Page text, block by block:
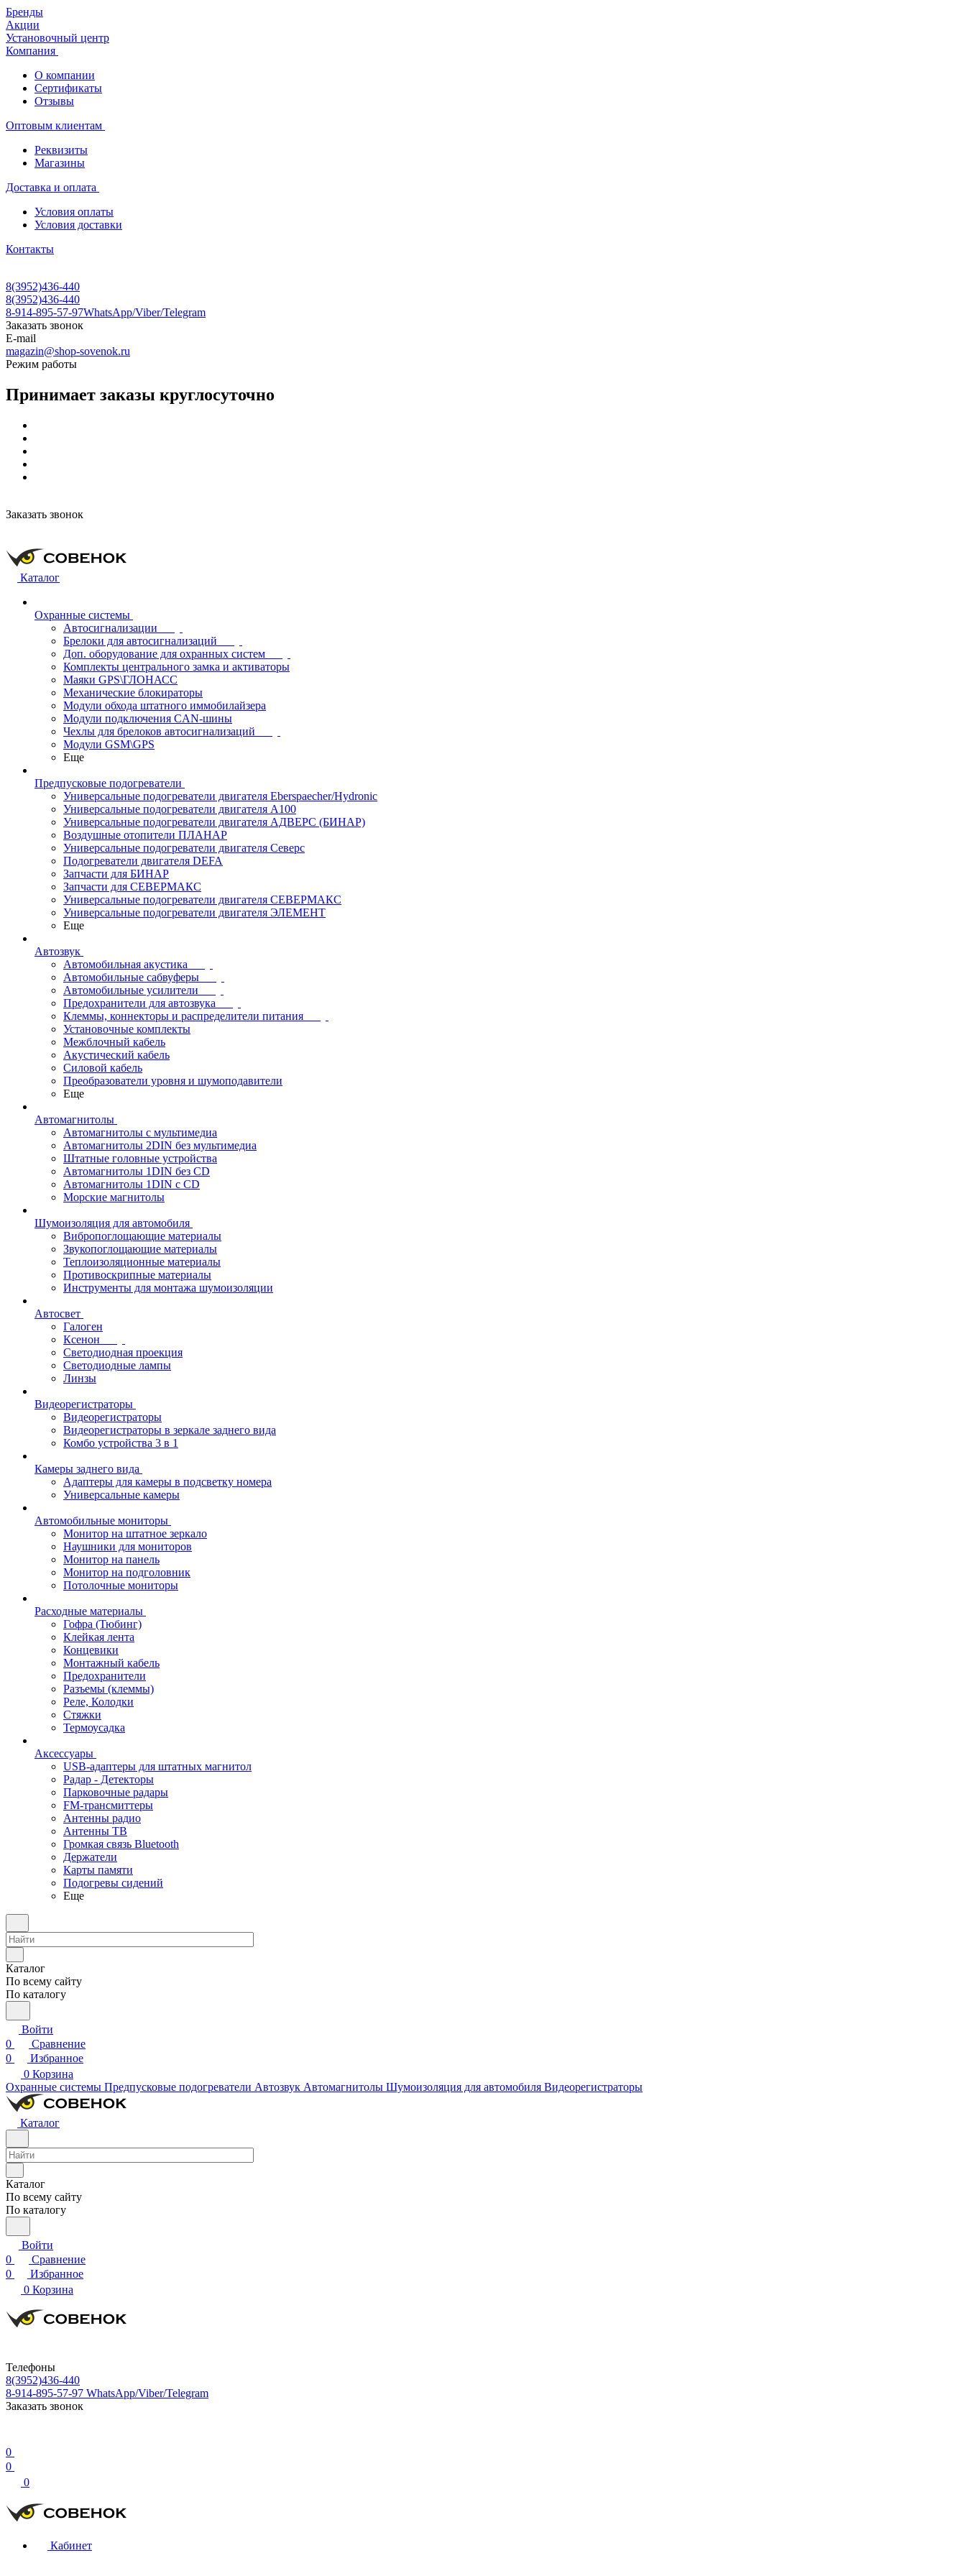
Бренды
Акции
Установочный центр
Компания
О компании
Сертификаты
Отзывы
Оптовым клиентам
Реквизиты
Магазины
Доставка и оплата
Условия оплаты
Условия доставки
Контакты
8(3952)436-440
8(3952)436-440
8-914-895-57-97WhatsApp/Viber/Telegram
Заказать звонок
E-mail
magazin@shop-sovenok.ru
Режим работы
Принимает заказы круглосуточно
Заказать звонок
Каталог
Охранные системы
Автосигнализации
Брелоки для автосигнализаций
Доп. оборудование для охранных систем
Комплекты центрального замка и активаторы
Маяки GPS\ГЛОНАСС
Механические блокираторы
Модули обхода штатного иммобилайзера
Модули подключения CAN-шины
Чехлы для брелоков автосигнализаций
Модули GSM\GPS
Еще
Предпусковые подогреватели
Универсальные подогреватели двигателя Eberspaecher/Hydronic
Универсальные подогреватели двигателя A100
Универсальные подогреватели двигателя АДВЕРС (БИНАР)
Воздушные отопители ПЛАНАР
Универсальные подогреватели двигателя Северс
Подогреватели двигателя DEFA
Запчасти для БИНАР
Запчасти для СЕВЕРМАКС
Универсальные подогреватели двигателя СЕВЕРМАКС
Универсальные подогреватели двигателя ЭЛЕМЕНТ
Еще
Автозвук
Автомобильная акустика
Автомобильные сабвуферы
Автомобильные усилители
Предохранители для автозвука
Клеммы, коннекторы и распределители питания
Установочные комплекты
Межблочный кабель
Акустический кабель
Силовой кабель
Преобразователи уровня и шумоподавители
Еще
Автомагнитолы
Автомагнитолы с мультимедиа
Автомагнитолы 2DIN без мультимедиа
Штатные головные устройства
Автомагнитолы 1DIN без CD
Автомагнитолы 1DIN с CD
Морские магнитолы
Шумоизоляция для автомобиля
Вибропоглощающие материалы
Звукопоглощающие материалы
Теплоизоляционные материалы
Противоскрипные материалы
Инструменты для монтажа шумоизоляции
Автосвет
Галоген
Ксенон
Светодиодная проекция
Светодиодные лампы
Линзы
Видеорегистраторы
Видеорегистраторы
Видеорегистраторы в зеркале заднего вида
Комбо устройства 3 в 1
Камеры заднего вида
Адаптеры для камеры в подсветку номера
Универсальные камеры
Автомобильные мониторы
Монитор на штатное зеркало
Наушники для мониторов
Монитор на панель
Монитор на подголовник
Потолочные мониторы
Расходные материалы
Гофра (Тюбинг)
Клейкая лента
Концевики
Монтажный кабель
Предохранители
Разъемы (клеммы)
Реле, Колодки
Стяжки
Термоусадка
Аксессуары
USB-адаптеры для штатных магнитол
Радар - Детекторы
Парковочные радары
FM-трансмиттеры
Антенны радио
Антенны ТВ
Громкая связь Bluetooth
Держатели
Карты памяти
Подогревы сидений
Еще
Каталог
По всему сайту
По каталогу
Войти
0
Сравнение
0
Избранное
0 Корзина
Охранные системы Предпусковые подогреватели Автозвук Автомагнитолы Шумоизоляция для автомобиля Видеорегистраторы
Каталог
Каталог
По всему сайту
По каталогу
Войти
0
Сравнение
0
Избранное
0 Корзина
Телефоны
8(3952)436-440
8-914-895-57-97 WhatsApp/Viber/Telegram
Заказать звонок
0
0
0
Кабинет